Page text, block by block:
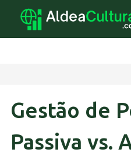
Gestão de
Passiva vs.